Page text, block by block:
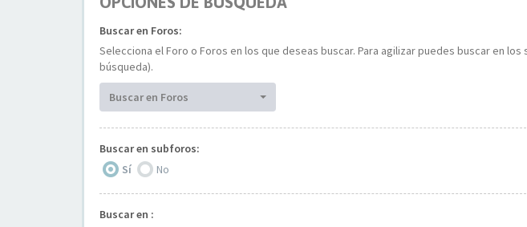
Buscar en Foros:
Selecciona el Foro o Foros en los que deseas buscar. Para agilizar puedes buscar en
búsqueda).
Buscar en Foros
Buscar en subforos:
Sí
No
Buscar en :